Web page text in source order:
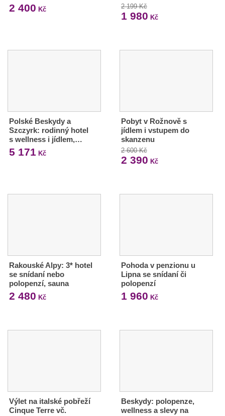
2 400 Kč 2 199 Kč
1 980 Kč
Polské Beskydy a
Szczyrk: rodinný hotel
s wellness i jídlem,…
5 171 Kč
Pobyt v Rožnově s
jídlem i vstupem do
skanzenu
2 600 Kč
2 390 Kč
Rakouské Alpy: 3* hotel
se snídaní nebo
polopenzí, sauna
2 480 Kč
Pohoda v penzionu u
Lipna se snídaní či
polopenzí
1 960 Kč
Výlet na italské pobřeží
Cinque Terre vč.
Beskydy: polopenze,
wellness a slevy na